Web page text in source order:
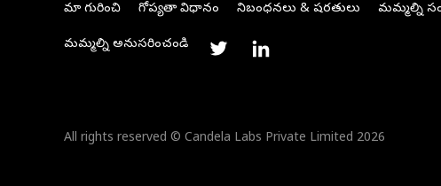
మా గురించి గోప్యతా విధానం నిబంధనలు & షరతులు మమ్మల్ని
మమ్మల్ని అనుసరించండి
All rights reserved © Candela Labs Private Limited 2026